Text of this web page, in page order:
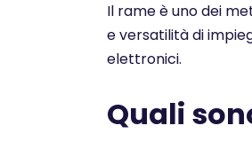
Il rame è uno dei
e versatilità di
elettronici.
Quali